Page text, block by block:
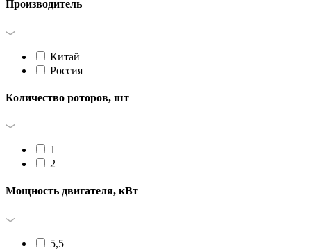
Производитель
Китай
Россия
Количество роторов, шт
1
2
Мощность двигателя, кВт
5,5